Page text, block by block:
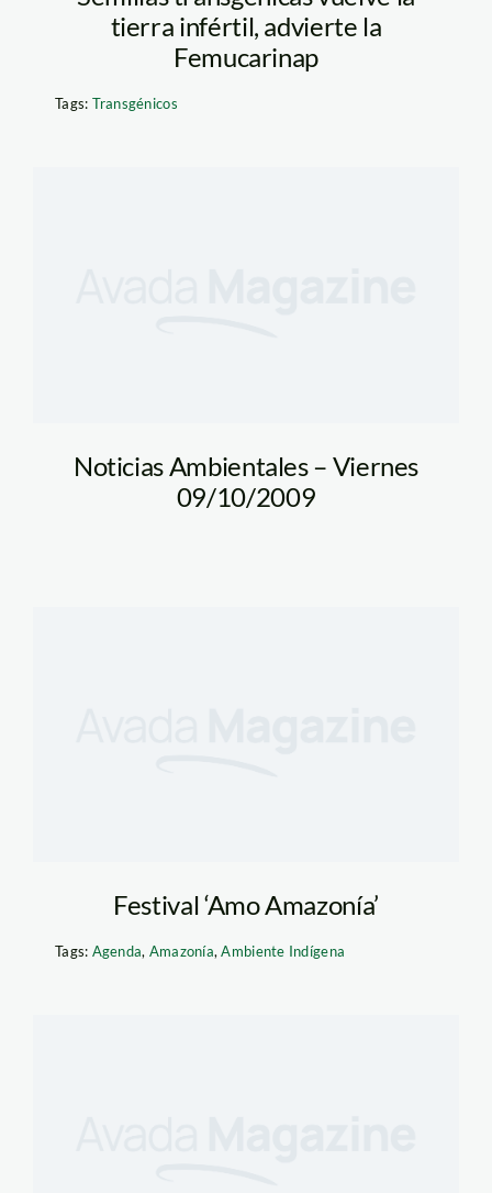
tierra infértil, advierte la
Femucarinap
Tags: Transgénicos
Noticias Ambientales – Viernes
09/10/2009
Festival ‘Amo Amazonía’
Tags: Agenda, Amazonía,Ambiente Indígena